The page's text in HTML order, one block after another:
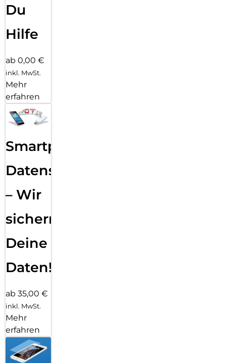
Du
Hilfe
ab 0,00 €
inkl. MwSt.
Mehr
erfahren
Smartphone
Datensicherung
– Wir
sichern
Deine
Daten!
ab 35,00 €
inkl. MwSt.
Mehr
erfahren